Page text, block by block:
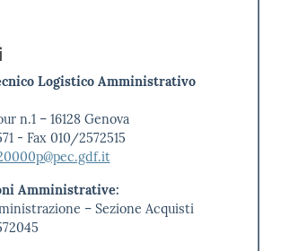
Logistico Amministrativo
n.1 – 16128 Genova
- Fax 010/2572515
Amministrative:
– Sezione Acquisti